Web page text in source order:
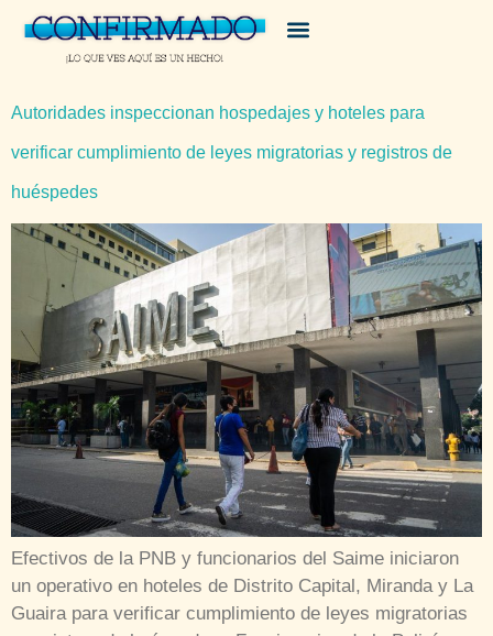
Autoridades inspeccionan hospedajes y hoteles para
verificar cumplimiento de leyes migratorias y registros de
huéspedes
Efectivos de la PNB y funcionarios del Saime iniciaron
un operativo en hoteles de Distrito Capital, Miranda y La
Guaira para verificar cumplimiento de leyes migratorias